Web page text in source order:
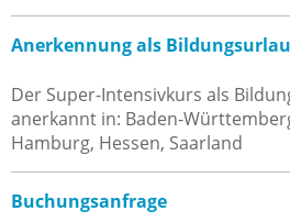
Anerkennung als
Der Super-Intensivkurs als
anerkannt in: Baden-
Hamburg, Hessen, Saarland
Buchungsanfrage